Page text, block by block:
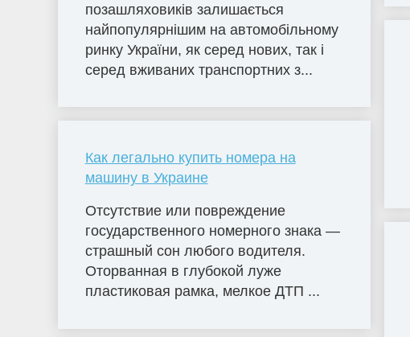
позашляховиків залишається
найпопулярнішим на автомобільному
ринку України, як серед нових, так і
серед вживаних транспортних з...
Как легально купить номера на
машину в Украине
Отсутствие или повреждение
государственного номерного знака —
страшный сон любого водителя.
Оторванная в глубокой луже
пластиковая рамка, мелкое ДТП ...